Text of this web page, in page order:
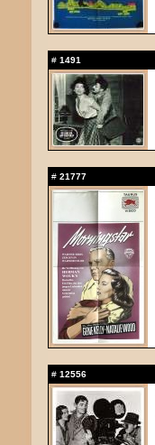
# 1491
# 21777
# 12556